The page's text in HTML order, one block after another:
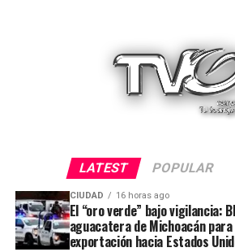
LATEST POPULAR
CIUDAD 16 horas ago
El “oro verde” bajo vigilancia:
aguacatera de Michoacán
exportación hacia Estados